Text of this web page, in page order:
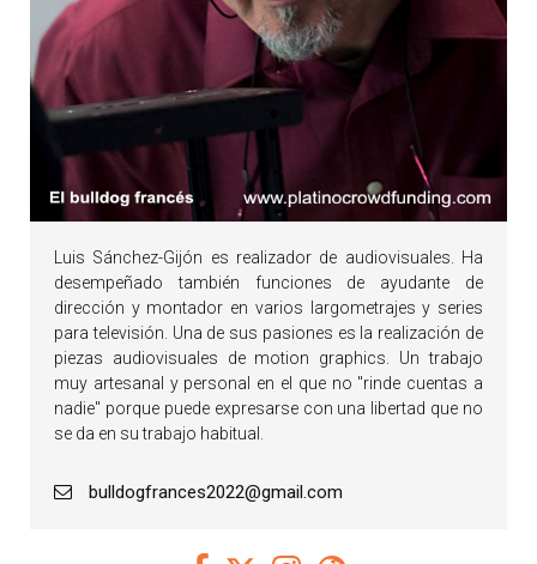
Luis Sánchez-Gijón es realizador de audiovisuales. Ha
desempeñado también funciones de ayudante de
dirección y montador en varios largometrajes y series
para televisión. Una de sus pasiones es la realización de
piezas audiovisuales de motion graphics. Un trabajo
muy artesanal y personal en el que no "rinde cuentas a
nadie" porque puede expresarse con una libertad que no
se da en su trabajo habitual.
bulldogfrances2022@gmail.com